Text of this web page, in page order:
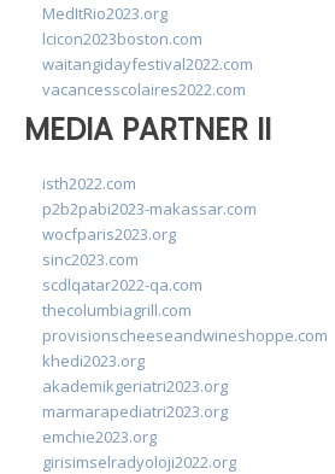
MedItRio2023.org
lcicon2023boston.com
waitangidayfestival2022.com
vacancesscolaires2022.com
MEDIA PARTNER II
isth2022.com
p2b2pabi2023-makassar.com
wocfparis2023.org
sinc2023.com
scdlqatar2022-qa.com
thecolumbiagrill.com
provisionscheeseandwineshoppe.com
khedi2023.org
akademikgeriatri2023.org
marmarapediatri2023.org
emchie2023.org
girisimselradyoloji2022.org